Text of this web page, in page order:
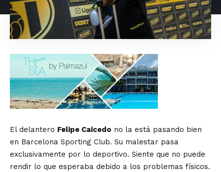
El delantero Felipe Caicedo no la está pasando bien
en Barcelona Sporting Club. Su malestar pasa
exclusivamente por lo deportivo. Siente que no puede
rendir lo que esperaba debido a los problemas físicos.